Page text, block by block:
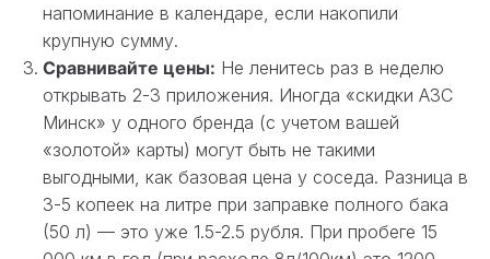
напоминание в календаре, если накопили
крупную сумму.
Сравнивайте цены: Не ленитесь раз в неделю
открывать 2-3 приложения. Иногда «скидки АЗС
Минск» у одного бренда (с учетом вашей
«золотой» карты) могут быть не такими
выгодными, как базовая цена у соседа. Разница в
3-5 копеек на литре при заправке полного бака
(50 л) — это уже 1.5-2.5 рубля. При пробеге 15